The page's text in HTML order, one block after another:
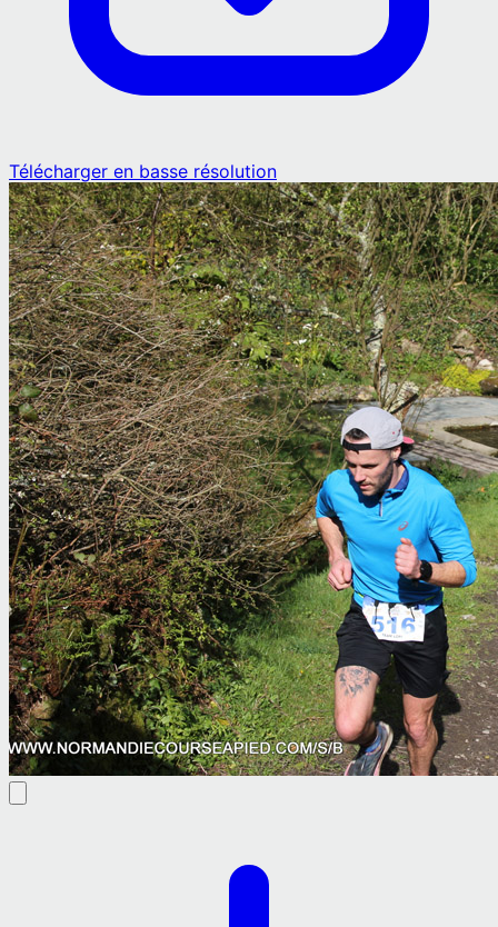
Télécharger en basse résolution